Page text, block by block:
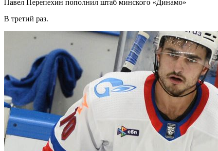
Павел Перепехин пополнил штаб минского «Динамо»
В третий раз.